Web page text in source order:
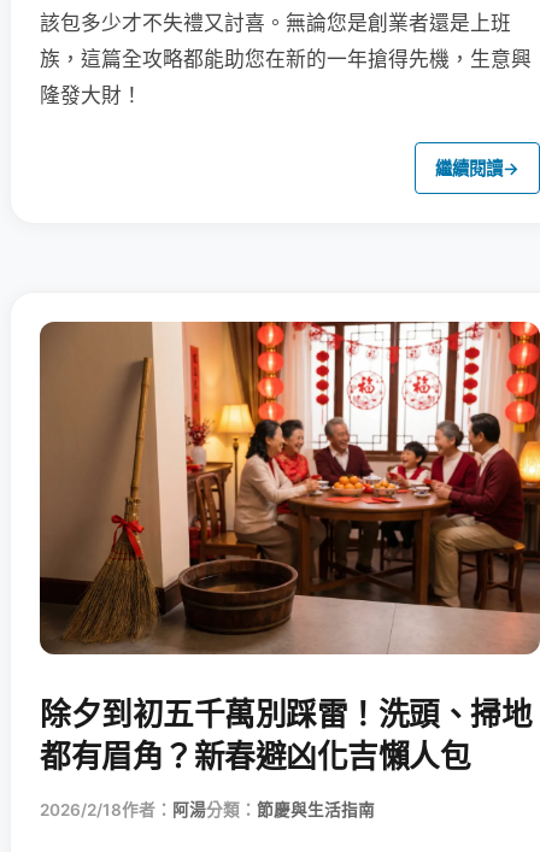
該包多少才不失禮又討喜。無論您是創業者還是上班
族，這篇全攻略都能助您在新的一年搶得先機，生意興
隆發大財！
繼續閱讀→
除夕到初五千萬別踩雷！洗頭、掃地
都有眉角？新春避凶化吉懶人包
2026/2/18作者： 阿湯分類： 節慶與生活指南